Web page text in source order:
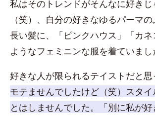
私はそのトレンドがそんなに好きじ
（笑）、自分の好きなゆるパーマ
長い髪に、「ピンクハウス」「カ
ようなフェミニンな服を着ていまし
好きな人が限られるテイストだと思
モテませんでしたけど（笑）スタイ
とはしませんでした。「別に私が